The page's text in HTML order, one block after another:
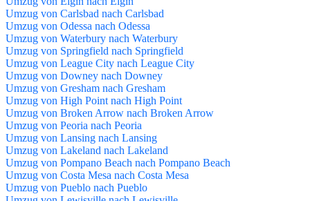
Umzug von Carlsbad nach Carlsbad
Umzug von Odessa nach Odessa
Umzug von Waterbury nach Waterbury
Umzug von Springfield nach Springfield
Umzug von League City nach League City
Umzug von Downey nach Downey
Umzug von Gresham nach Gresham
Umzug von High Point nach High Point
Umzug von Broken Arrow nach Broken Arrow
Umzug von Peoria nach Peoria
Umzug von Lansing nach Lansing
Umzug von Lakeland nach Lakeland
Umzug von Pompano Beach nach Pompano Beach
Umzug von Costa Mesa nach Costa Mesa
Umzug von Pueblo nach Pueblo